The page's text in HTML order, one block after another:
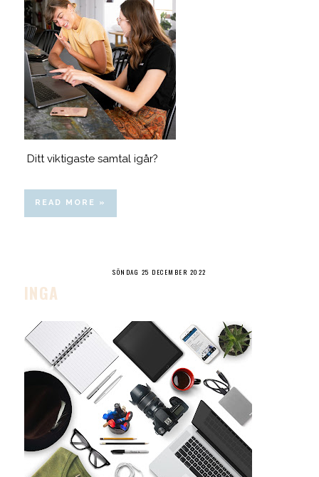
Ditt viktigaste samtal igår?
READ MORE »
SÖNDAG 25 DECEMBER 2022
INGA